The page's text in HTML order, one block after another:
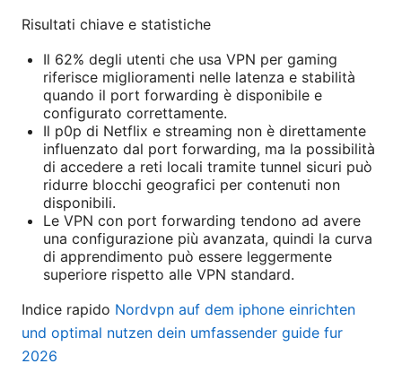
Risultati chiave e statistiche
Il 62% degli utenti che usa VPN per gaming
riferisce miglioramenti nelle latenza e stabilità
quando il port forwarding è disponibile e
configurato correttamente.
Il p0p di Netflix e streaming non è direttamente
influenzato dal port forwarding, ma la possibilità
di accedere a reti locali tramite tunnel sicuri può
ridurre blocchi geografici per contenuti non
disponibili.
Le VPN con port forwarding tendono ad avere
una configurazione più avanzata, quindi la curva
di apprendimento può essere leggermente
superiore rispetto alle VPN standard.
Indice rapido Nordvpn auf dem iphone einrichten
und optimal nutzen dein umfassender guide fur
2026